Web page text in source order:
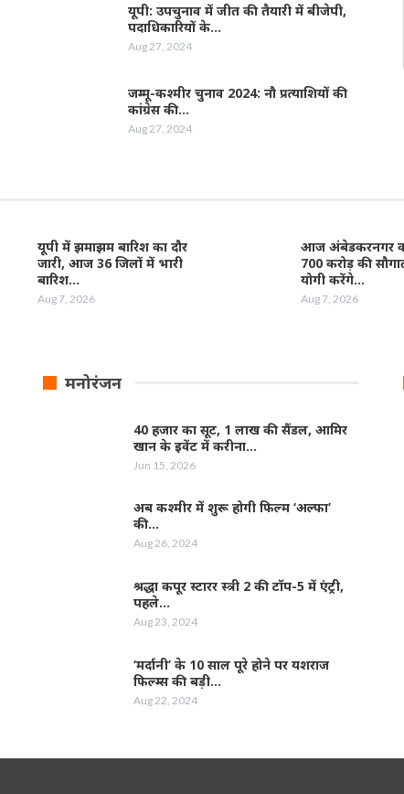
यूपी: उपचुनाव में जीत की तैयारी में बीजेपी,
पदाधिकारियों के…
Aug 27, 2024
जम्‍मू-कश्‍मीर चुनाव 2024: नौ प्रत्‍याशियों की
कांग्रेस की…
Aug 27, 2024
यूपी में झमाझम बारिश का दौर
जारी, आज 36 जिलों में भारी
बारिश…
Aug 7, 2026
आज अंबेडकरनगर
700 करोड़ की
योगी करेंगे…
Aug 7, 2026
मनोरंजन
40 हजार का सूट, 1 लाख की सैंडल, आमिर
खान के इवेंट में करीना…
Jun 15, 2026
अब कश्मीर में शुरू होगी फिल्‍म ‘अल्फा’
की…
Aug 26, 2024
श्रद्धा कपूर स्‍टारर स्‍त्री 2 की टॉप-5 में एंट्री,
पहले…
Aug 23, 2024
‘मर्दानी’ के 10 साल पूरे होने पर यशराज
फिल्‍म्‍स की बड़ी…
Aug 22, 2024